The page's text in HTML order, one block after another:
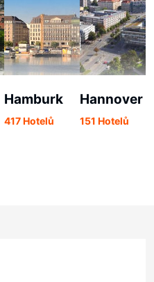
Hamburk
417 Hotelů
Hannover
151 Hotelů